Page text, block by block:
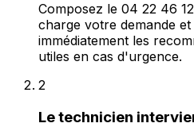
Composez le 04 22 46
charge votre demande
immédiatement les
utiles en cas d'urgence.
2
Le technicien